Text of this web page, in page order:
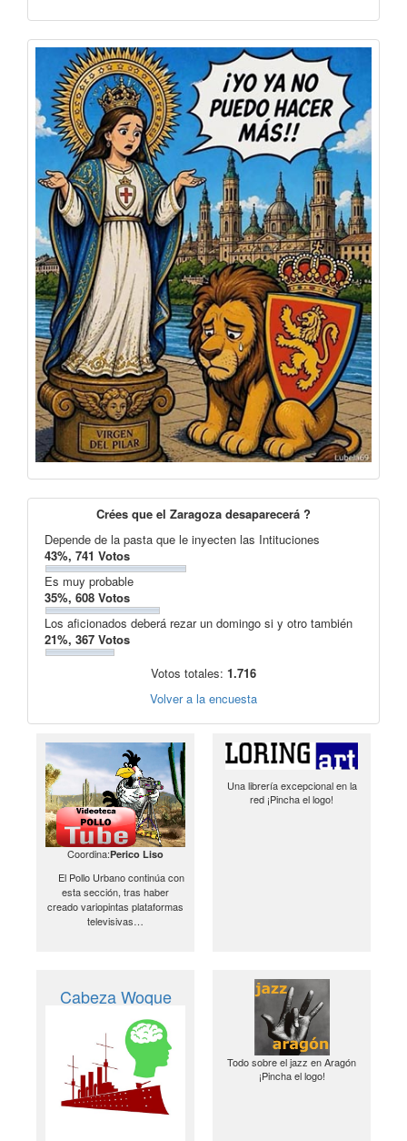
Crées que el Zaragoza desaparecerá ?
Depende de la pasta que le inyecten las Intituciones
43%, 741 Votos
Es muy probable
35%, 608 Votos
Los aficionados deberá rezar un domingo si y otro también
21%, 367 Votos
Votos totales: 1.716
Volver a la encuesta
Coordina:Perico Liso
El Pollo Urbano continúa con
esta sección, tras haber
creado variopintas plataformas
televisivas…
Una librería excepcional en la
red ¡Pincha el logo!
Cabeza Woque
Todo sobre el jazz en Aragón
¡Pincha el logo!